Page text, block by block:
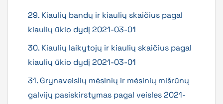
29. Kiaulių bandų ir kiaulių skaičius pagal
kiaulių ūkio dydį 2021-03-01
30. Kiaulių laikytojų ir kiaulių skaičius pagal
kiaulių ūkio dydį 2021-03-01
31. Grynaveislių mėsinių ir mėsinių mišrūnų
galvijų pasiskirstymas pagal veisles 2021-